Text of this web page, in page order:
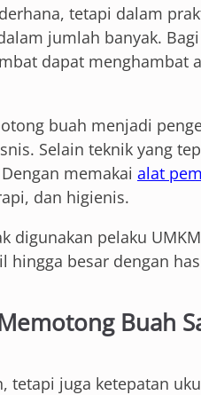
tetapi dalam
jumlah banyak.
dapat menghambat
buah menjadi
Selain teknik yang
memakai alat
dan higienis.
digunakan pelaku
hingga besar dengan
Buah
tetapi juga ketepatan